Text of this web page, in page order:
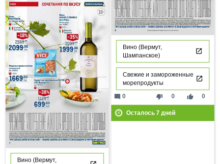
Вино (Вермут,
Шампанское)
Свежие и замороженные
морепродукты
thumb_down 0 thumb_up 0
mode_comment 0
Осталось 7дней
Вино (Вермут,